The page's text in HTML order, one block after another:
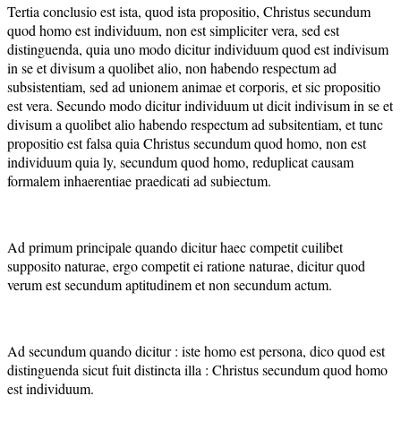
Tertia conclusio est ista, quod ista propositio, Christus secundum
quod homo est individuum, non est simpliciter vera, sed est
distinguenda, quia uno modo dicitur individuum quod est indivisum
in se et divisum a quolibet alio, non habendo respectum ad
subsistentiam, sed ad unionem animae et corporis, et sic propositio
est vera. Secundo modo dicitur individuum ut dicit indivisum in se et
divisum a quolibet alio habendo respectum ad subsitentiam, et tunc
propositio est falsa quia Christus secundum quod homo, non est
individuum quia ly, secundum quod homo, reduplicat causam
formalem inhaerentiae praedicati ad subiectum.
Ad primum principale quando dicitur haec competit cuilibet
supposito naturae, ergo competit ei ratione naturae, dicitur quod
verum est secundum aptitudinem et non secundum actum.
Ad secundum quando dicitur : iste homo est persona, dico quod est
distinguenda sicut fuit distincta illa : Christus secundum quod homo
est individuum.